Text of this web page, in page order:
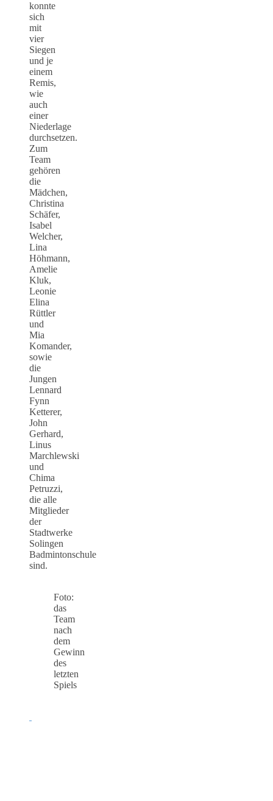
konnte
sich
mit
vier
Siegen
und je
einem
Remis,
wie
auch
einer
Niederlage
durchsetzen.
Zum
Team
gehören
die
Mädchen,
Christina
Schäfer,
Isabel
Welcher,
Lina
Höhmann,
Amelie
Kluk,
Leonie
Elina
Rüttler
und
Mia
Komander,
sowie
die
Jungen
Lennard
Fynn
Ketterer,
John
Gerhard,
Linus
Marchlewski
und
Chima
Petruzzi,
die alle
Mitglieder
der
Stadtwerke
Solingen
Badmintonschule
sind.
Foto:
das
Team
nach
dem
Gewinn
des
letzten
Spiels